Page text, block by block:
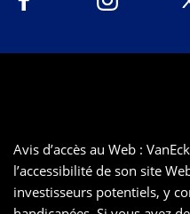
Avis d’accès au Web :
l’accessibilité de son site
investisseurs potentiels, y